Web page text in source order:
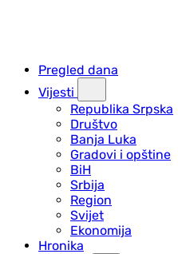
Pregled dana
Vijesti
Republika Srpska
Društvo
Banja Luka
Gradovi i opštine
BiH
Srbija
Region
Svijet
Ekonomija
Hronika